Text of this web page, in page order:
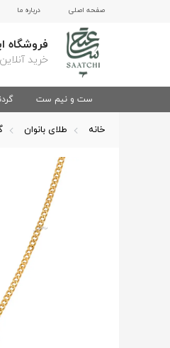
صفحه اصلی درباره ما
فروشگاه
خرید
ست و نیم ست
خانه طلای بانوان